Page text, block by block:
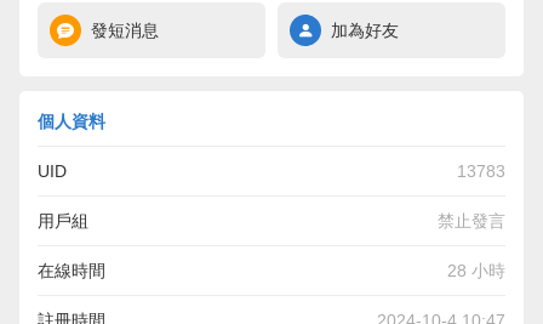
發短消息 加為好友
個人資料
UID 13783
用戶組 禁止發言
在線時間 28 小時